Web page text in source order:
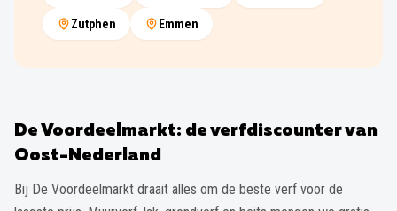
Zutphen Emmen
De Voordeelmarkt: de verfdiscounter van
Oost-Nederland
Bij De Voordeelmarkt draait alles om de beste verf voor de